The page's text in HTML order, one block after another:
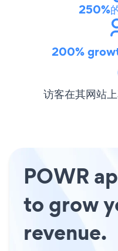
250%
200%
访客在其网站
POWR
to grow
revenue.